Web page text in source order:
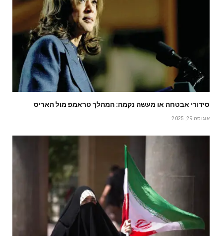
סידורי אבטחה או מעשה נקמה: המהלך טראמפ מול האריס
אוגוסט 29, 2025